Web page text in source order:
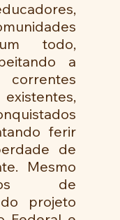
todo,
a
ferir
de
Mesmo
de
projeto